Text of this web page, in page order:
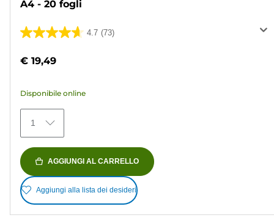
A4 - 20 fogli
4.7 (73)
4.7
5
73
recensioni
€ 19,49
Disponibile online
1
AGGIUNGI AL CARRELLO
Aggiungi alla lista dei desideri